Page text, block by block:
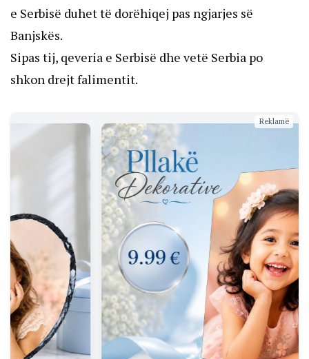
e Serbisë duhet të dorëhiqej pas ngjarjes së
Banjskës.
Sipas tij, qeveria e Serbisë dhe vetë Serbia po
shkon drejt falimentit.
Reklamë